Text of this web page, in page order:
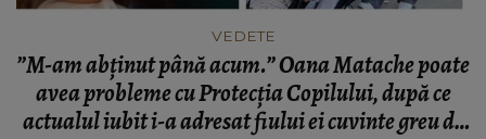
VEDETE
”M-am abținut până acum.” Oana Matache poate
avea probleme cu Protecția Copilului, după ce
actualul iubit i-a adresat fiului ei cuvinte greu de